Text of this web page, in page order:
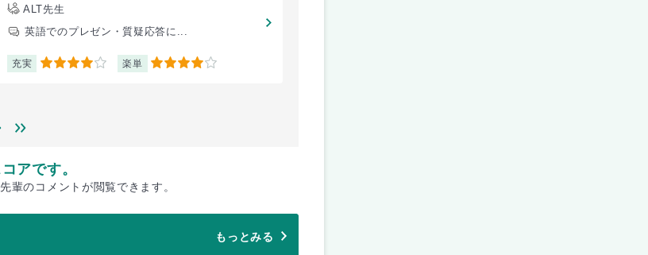
ALT先生
英語でのプレゼン・質疑応答に...
充実 4 楽単 4
アです。
輩のコメントが閲覧できます。
もっとみる